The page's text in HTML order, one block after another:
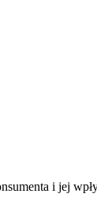
i jej